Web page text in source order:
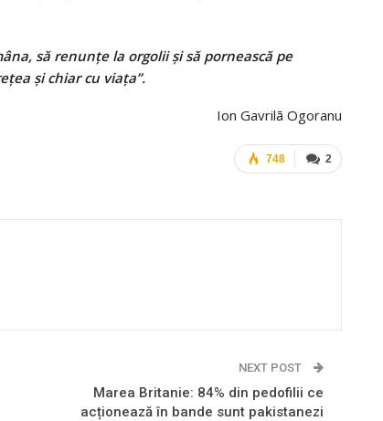
să renunţe la orgolii şi să pornească pe
şi chiar cu viaţa”.
Ion Gavrilã Ogoranu
2
748
NEXT POST
Marea Britanie: 84% din pedofilii ce
acționează în bande sunt pakistanezi